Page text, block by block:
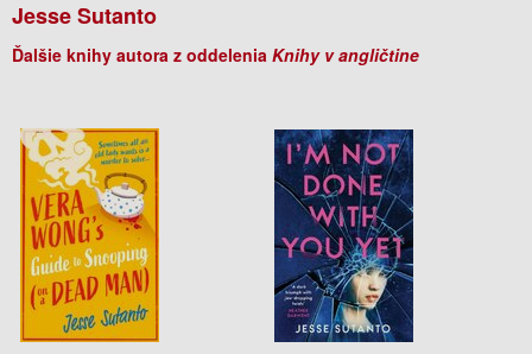
Jesse Sutanto
Ďalšie knihy autora z oddelenia Knihy v angličtine